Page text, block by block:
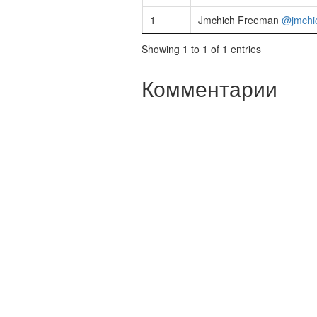
1
Jmchich Freeman
Showing 1 to 1 of 1 entries
Комментарии